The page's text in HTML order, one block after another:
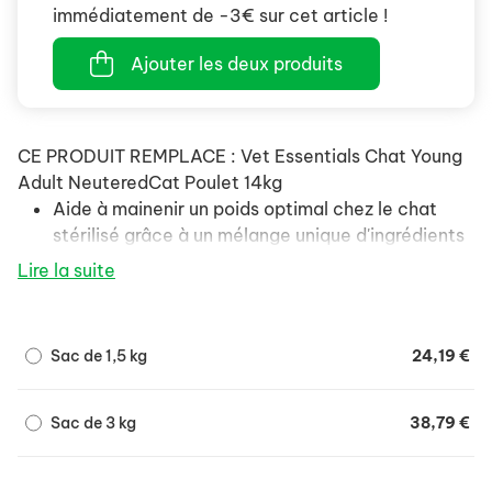
immédiatement de -3€ sur cet article !
Ajouter les deux produits
CE PRODUIT REMPLACE : Vet Essentials Chat Young
Adult NeuteredCat Poulet 14kg
Aide à mainenir un poids optimal chez le chat
stérilisé grâce à un mélange unique d'ingrédients
et une faible teneur en matières grasses.
magnésium, phosphore et calcium.
et un pelage soyeux.
Lire la suite
Sac de 1,5 kg 24,19 €
Sac de 3 kg 38,79 €